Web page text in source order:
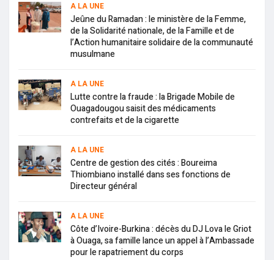
A LA UNE
Jeûne du Ramadan : le ministère de la Femme,
de la Solidarité nationale, de la Famille et de
l’Action humanitaire solidaire de la communauté
musulmane
A LA UNE
Lutte contre la fraude : la Brigade Mobile de
Ouagadougou saisit des médicaments
contrefaits et de la cigarette
A LA UNE
Centre de gestion des cités : Boureima
Thiombiano installé dans ses fonctions de
Directeur général
A LA UNE
Côte d’Ivoire-Burkina : décès du DJ Lova le Griot
à Ouaga, sa famille lance un appel à l’Ambassade
pour le rapatriement du corps